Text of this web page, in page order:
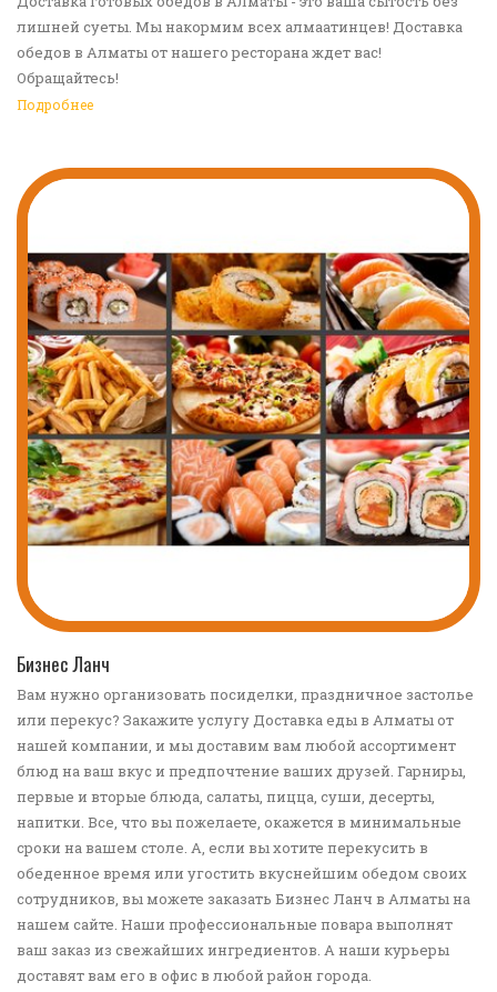
лишней суеты. Мы накормим всех алмаатинцев! Доставка
обедов в Алматы от нашего ресторана ждет вас!
Обращайтесь!
Подробнее
Бизнес Ланч
Вам нужно организовать посиделки, праздничное застолье
или перекус? Закажите услугу Доставка еды в Алматы от
нашей компании, и мы доставим вам любой ассортимент
блюд на ваш вкус и предпочтение ваших друзей. Гарниры,
первые и вторые блюда, салаты, пицца, суши, десерты,
напитки. Все, что вы пожелаете, окажется в минимальные
сроки на вашем столе. А, если вы хотите перекусить в
обеденное время или угостить вкуснейшим обедом своих
сотрудников, вы можете заказать Бизнес Ланч в Алматы на
нашем сайте. Наши профессиональные повара выполнят
ваш заказ из свежайших ингредиентов. А наши курьеры
доставят вам его в офис в любой район города.